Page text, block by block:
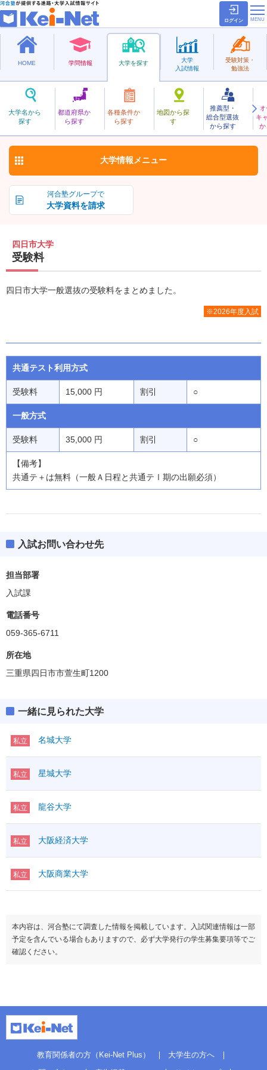
ログイン
HOME 学問情報 大学を探す
大学名から
探す
都道府県か
ら探す
各種条件か
ら探す
地図から探
す
推薦型・
総合型選抜
から探す
キ
か
大学
入試情報
受験対策・
勉強法
私立
よっかいち
四日市大学 お気に入り
河合塾グループで
大学資料を請求
大学情報 メニュー
四日市大学
受験料
四日市大学一般選抜の受験料をまとめました。
※2026年度入試
共通テスト利用方式
受験料 15,000 円 割引 ○
一般方式
受験料 35,000 円 割引 ○
【備考】
共通テ＋は無料（一般Ａ日程と共通テⅠ期の出願必須）
入試お問い合わせ先
担当部署
入試課
電話番号
059-365-6711
所在地
三重県四日市市萱生町1200
一緒に見られた大学
私立 名城大学
私立 星城大学
私立 龍谷大学
私立 大阪経済大学
私立 大阪商業大学
本内容は、河合塾にて調査した情報を掲載しています。入試関連情報は一部
予定を含んでいる場合もありますので、必ず大学発行の学生募集要項等でご
確認ください。
教育関係者の方（Kei-Net Plus）
大学生の方へ